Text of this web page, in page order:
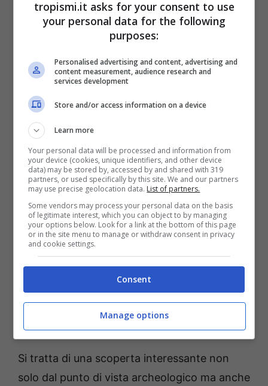
Vino più antico al mondo: ecco come lo hanno
Un team di ricercatori ha scoperto frammenti
di vino all’interno di vasi di terracotta risalenti
a 8000 anni fa.La scoperta è stata fatta in
Georgia, negli Stati Uniti, nella zona
meridionale del Caucasoper la precisione.
Possiamo dire che, per il momento, questo
può essere considerato il vino più antico al
visto che il precedente record era
detenuto da un vino rinvenuto in Sicilia
risalente, però, a soli 6000 anni fa.
Si tratta di una scoperta interessante non
solo dal punto di vista archeologico ma anche
tropismi.it asks for your consent to use
your personal data for the following
purposes:
Personalised advertising and content, advertising and
content measurement, audience research and
services development
Store and/or access information on a device
Learn more
Your personal data will be processed and information from
your device (cookies, unique identifiers, and other device
data) may be stored by, accessed by and shared with 319
partners, or used specifically by this site. We and our partners
may use precise geolocation data. List of partners.
Some vendors may process your personal data on the basis
of legitimate interest, which you can object to by managing
your options below. Look for a link at the bottom of this page
or in the site menu to manage or withdraw consent in privacy
and cookie settings.
Consent
Manage options